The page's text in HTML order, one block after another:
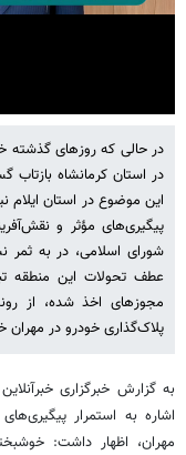
Settings
در حالی که روزهای گذشته
در استان کرمانشاه
این موضوع در استان ایلام
پیگیری‌های مؤثر و
شورای اسلامی، در به ثمر
عطف تحولات این منطقه
مجوزهای اخذ شده، از
پلاک‌گذاری خودرو در مهران
به گزارش خبرگزاری
اشاره به استمرار
مهران، اظهار داشت: